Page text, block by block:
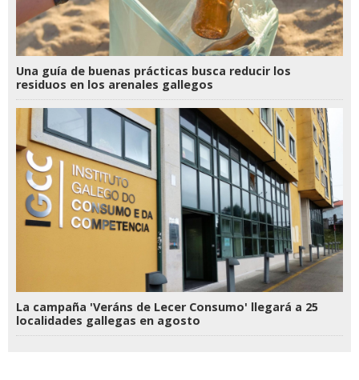
Una guía de buenas prácticas busca reducir los
residuos en los arenales gallegos
La campaña 'Veráns de Lecer Consumo' llegará a 25
localidades gallegas en agosto